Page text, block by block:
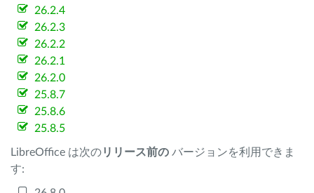
26.2.4
26.2.3
26.2.2
26.2.1
26.2.0
25.8.7
25.8.6
25.8.5
LibreOffice は次のリリース前の バージョンを利用できま
す: